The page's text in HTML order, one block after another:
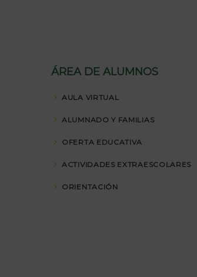
ÁREA DE ALUMNOS
AULA VIRTUAL
ALUMNADO Y FAMILIAS
OFERTA EDUCATIVA
ACTIVIDADES EXTRAESCOLARES
ORIENTACIÓN